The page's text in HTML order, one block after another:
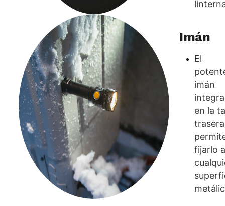
Imán
El
imán
en la
trasera
fijarlo